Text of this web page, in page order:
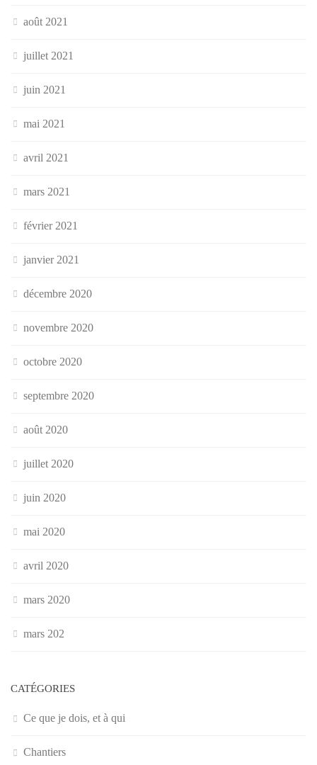
août 2021
juillet 2021
juin 2021
mai 2021
avril 2021
mars 2021
février 2021
janvier 2021
décembre 2020
novembre 2020
octobre 2020
septembre 2020
août 2020
juillet 2020
juin 2020
mai 2020
avril 2020
mars 2020
mars 202
CATÉGORIES
Ce que je dois, et à qui
Chantiers